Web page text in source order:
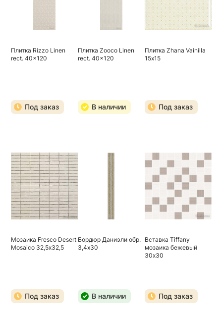
Плитка Rizzo Linen
rect. 40x120
Под заказ
Плитка Zooco Linen
rect. 40x120
В наличии
Плитка Zhana Vainilla
15х15
Под заказ
Мозаика Fresco Desert
Mosaico 32,5х32,5
Под заказ
Бордюр Даниэли обр.
3,4х30
В наличии
Вставка Tiffany
мозаика бежевый
30х30
Под заказ